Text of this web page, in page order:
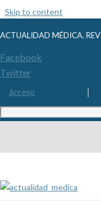
Skip to content
ACTUALIDAD MÉDICA.
Facebook
Twitter
Acceso